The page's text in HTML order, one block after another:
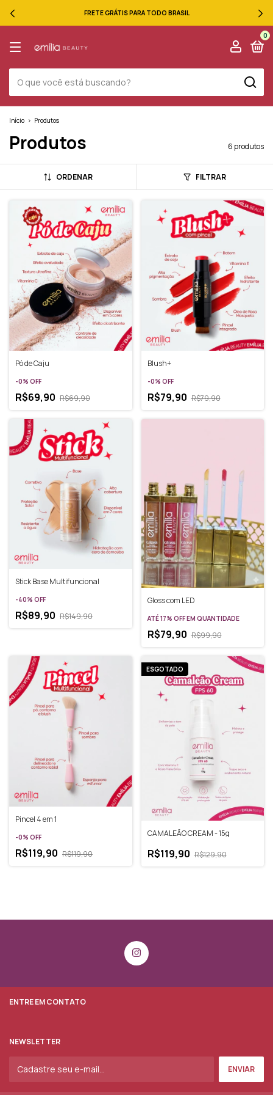
FRETE GRÁTIS PARA TODO BRASIL
0
Início > Produtos
Produtos 6 produtos
ORDENAR FILTRAR
Pó de Caju
-0% OFF
R$69,90 R$69,90
Blush+
-0% OFF
R$79,90 R$79,90
Stick Base Multifuncional
-40% OFF
R$89,90 R$149,90
Gloss com LED
ATÉ 17% OFFEM QUANTIDADE
R$79,90 R$99,90
Pincel 4 em 1
-0% OFF
R$119,90 R$119,90
ESGOTADO
CAMALEÃO CREAM - 15g
R$119,90 R$129,90
ENTRE EM CONTATO
NEWSLETTER